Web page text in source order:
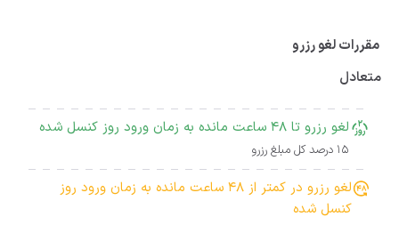
مقررات لغو رزرو
متعادل
لغو رزرو تا 48 ساعت مانده به زمان ورود روز کنسل شده
15 درصد کل مبلغ رزرو
لغو رزرو در کمتر از 48 ساعت مانده به زمان ورود روز
کنسل شده